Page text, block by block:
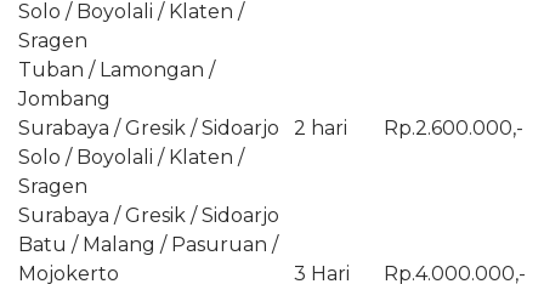
Solo / Boyolali / Klaten /
Sragen
Tuban / Lamongan /
Jombang
Surabaya / Gresik / Sidoarjo
Solo / Boyolali / Klaten /
Sragen
2 hari Rp.2.600.000,-
Surabaya / Gresik / Sidoarjo
Batu / Malang / Pasuruan /
Mojokerto
3 Hari Rp.4.000.000,-